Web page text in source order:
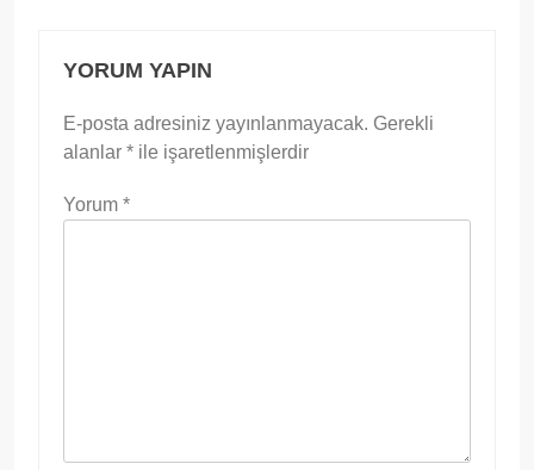
YORUM YAPIN
E-posta adresiniz yayınlanmayacak. Gerekli
alanlar * ile işaretlenmişlerdir
Yorum *